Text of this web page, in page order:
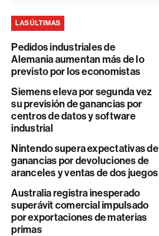
LAS ÚLTIMAS
Pedidos industriales de
Alemania aumentan más de lo
previsto por los economistas
Siemens eleva por segunda vez
su previsión de ganancias por
centros de datos y software
industrial
Nintendo supera expectativas de
ganancias por devoluciones de
aranceles y ventas de dos juegos
Australia registra inesperado
superávit comercial impulsado
por exportaciones de materias
primas